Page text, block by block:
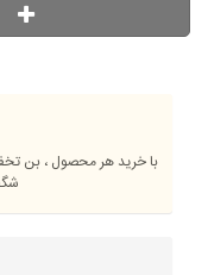
با خرید هر محصول ، بن